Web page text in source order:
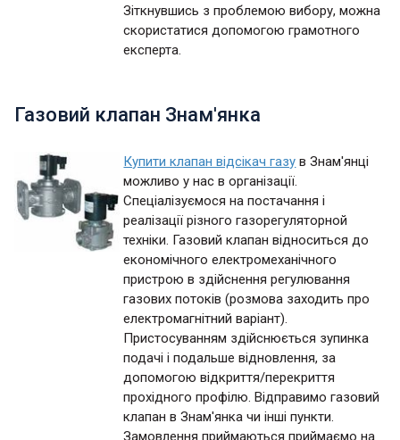
Зіткнувшись з проблемою вибору, можна
скористатися допомогою грамотного
експерта.
Газовий клапан Знам'янка
Купити клапан відсікач газу в Знам'янці
можливо у нас в організації.
Спеціалізуємося на постачання і
реалізації різного газорегуляторной
техніки. Газовий клапан відноситься до
економічного електромеханічного
пристрою в здійснення регулювання
газових потоків (розмова заходить про
електромагнітний варіант).
Пристосуванням здійснюється зупинка
подачі і подальше відновлення, за
допомогою відкриття/перекриття
прохідного профілю. Відправимо газовий
клапан в Знам'янка чи інші пункти.
Замовлення приймаються приймаємо на